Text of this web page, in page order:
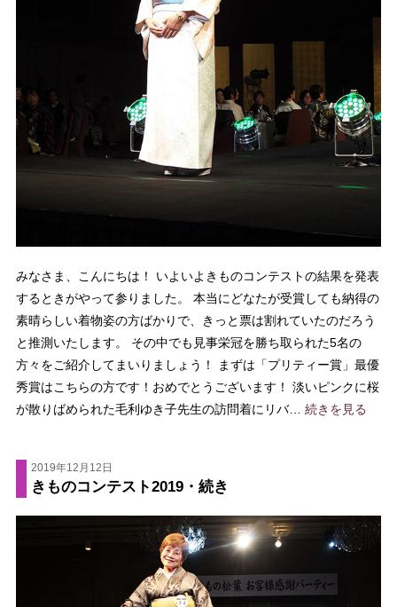
みなさま、こんにちは！ いよいよきものコンテストの結果を発表
するときがやって参りました。 本当にどなたが受賞しても納得の
素晴らしい着物姿の方ばかりで、きっと票は割れていたのだろう
と推測いたします。 その中でも見事栄冠を勝ち取られた5名の
方々をご紹介してまいりましょう！ まずは「プリティー賞」最優
秀賞はこちらの方です！おめでとうございます！ 淡いピンクに桜
が散りばめられた毛利ゆき子先生の訪問着にリバ… 続きを見る
2019年12月12日
きものコンテスト2019・続き